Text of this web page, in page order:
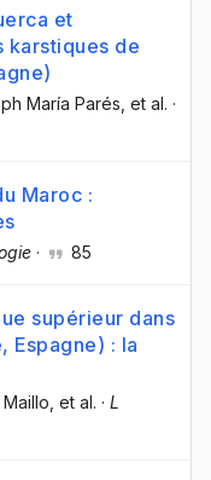
et
karstiques de
María Parés , et al. ·
Maroc :
· 85
supérieur dans
Espagne) : la
Maillo , et al. · L